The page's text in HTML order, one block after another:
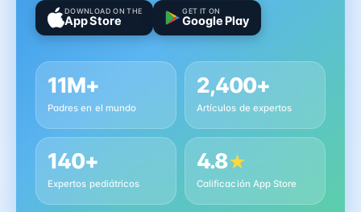
DOWNLOAD ON THE
App Store
GET IT ON
Google Play
11M+
Padres en el mundo
2,400+
Artículos de expertos
140+
Expertos pediátricos
4.8★
Calificación App Store